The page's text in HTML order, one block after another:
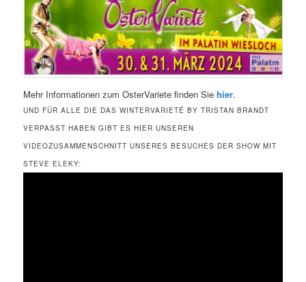
Mehr Informationen zum OsterVariete finden Siehier.
UND FÜR ALLE DIE DAS WINTERVARIETÉ BY TRISTAN BRANDT
VERPASST HABEN GIBT ES HIER UNSEREN
VIDEOZUSAMMENSCHNITT UNSERES BESUCHES DER SHOW MIT
STEVE ELEKY: